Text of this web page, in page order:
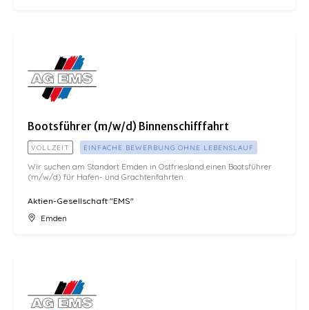
Bootsführer (m/w/d) Binnenschifffahrt
VOLLZEIT EINFACHE BEWERBUNG OHNE LEBENSLAUF
Wir suchen am Standort Emden in Ostfriesland einen Bootsführer
(m/w/d) für Hafen- und Grachtenfahrten.
Aktien-Gesellschaft "EMS"
Emden